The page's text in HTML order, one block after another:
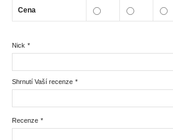
Cena
*
Nick
*
Shrnutí Vaší recenze
*
Recenze